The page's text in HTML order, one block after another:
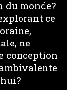
du monde?
ce
ne
conception